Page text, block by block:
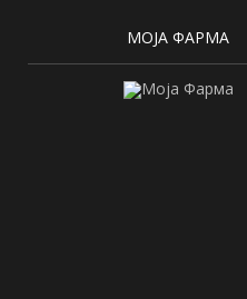
МОЈА ФАРМА